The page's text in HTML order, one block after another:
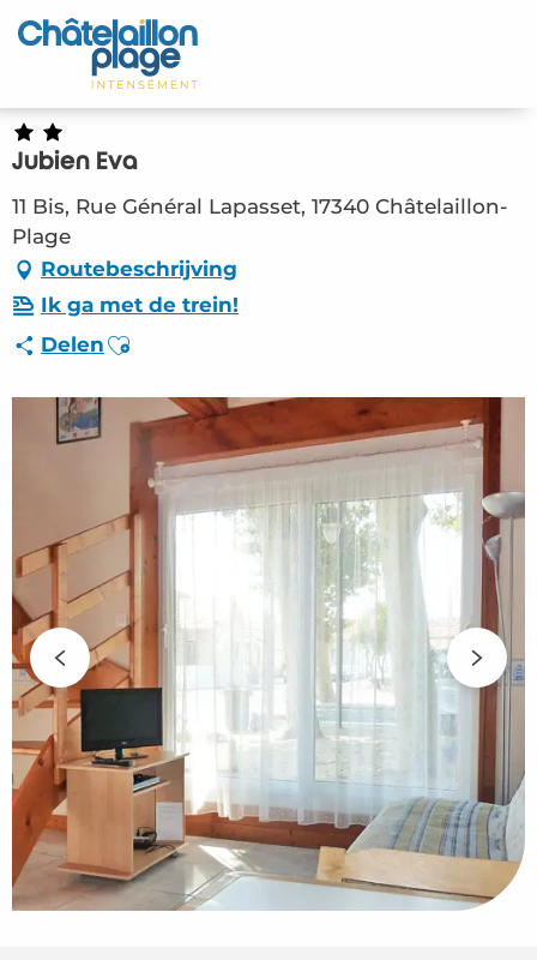
Aller
au
principal
Home – NL
Ontdek
Activiteiten
Leven
Afspraken
Uw verblijf - NL
HLO – Jubien Eva (Châtelaillon-Plage)
#2808362
Jubien Eva
11 Bis, Rue Général Lapasset, 17340 Châtelaillon-
Plage
Routebeschrijving
Ik ga met de trein!
Delen Ajouter aux favoris